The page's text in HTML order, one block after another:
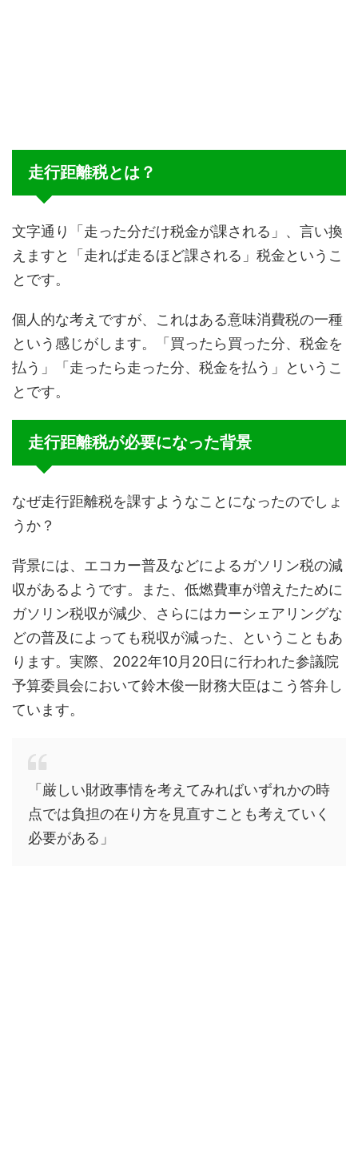
走行距離税とは？
文字通り「走った分だけ税金が課される」、言い換
えますと「走れば走るほど課される」税金というこ
とです。
個人的な考えですが、これはある意味消費税の一種
という感じがします。「買ったら買った分、税金を
払う」「走ったら走った分、税金を払う」というこ
とです。
走行距離税が必要になった背景
なぜ走行距離税を課すようなことになったのでしょ
うか？
背景には、エコカー普及などによるガソリン税の減
収があるようです。また、低燃費車が増えたために
ガソリン税収が減少、さらにはカーシェアリングな
どの普及によっても税収が減った、ということもあ
ります。実際、2022年10月20日に行われた参議院
予算委員会において鈴木俊一財務大臣はこう答弁し
ています。
「厳しい財政事情を考えてみればいずれかの時
点では負担の在り方を見直すことも考えていく
必要がある」